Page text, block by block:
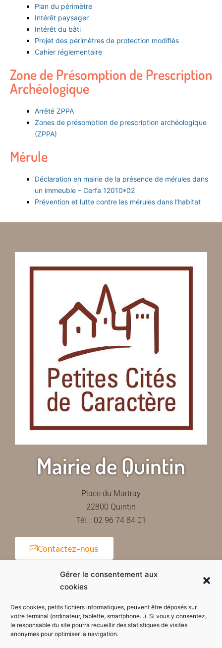
Gérer le consentement aux
cookies
Des cookies, petits fichiers informatiques, peuvent être déposés sur
votre terminal (ordinateur, tablette, smartphone...). Si vous y consentez,
le responsable du site pourra recueillir des statistiques de visites
anonymes pour optimiser la navigation.
Plan du périmètre
Intérêt paysager
Intérêt du bâti
Projet des périmètres de protection modifiés
Cahier réglementaire
Zone de Présomption de Prescription
Archéologique
Arrêté ZPPA
Zones de présomption de prescription archéologique
(ZPPA)
Mérule
Déclaration en mairie de la présence de mérules dans
un immeuble – Cerfa 12010*02
Prévention et lutte contre les mérules dans l’habitat
Mairie de Quintin
Place du Martray
22800 Quintin
Tél. : 02 96 74 84 01
Contactez-nous
Horaires d'ouverture de la mairie